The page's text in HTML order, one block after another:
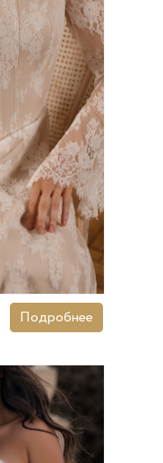
Подробнее